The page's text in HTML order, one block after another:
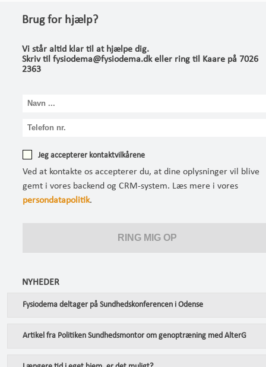
NYHEDER
Fysiodema deltager på Sundhedskonferencen i Odense
Artikel fra Politiken Sundhedsmontor om genoptræning med AlterG
Brug for hjælp?
Vi står altid klar til at hjælpe dig.
Skriv til fysiodema@fysiodema.dk eller ring til Kaare på 7026
2363
Jeg accepterer kontaktvilkårene
Ved at kontakte os accepterer du, at dine oplysninger vil blive
gemt i vores backend og CRM-system. Læs mere i vores
persondatapolitik.